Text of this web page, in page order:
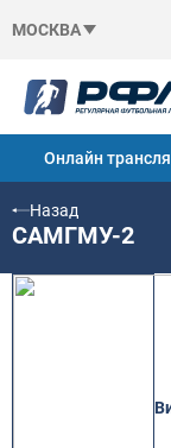
МОСКВА
Онлайн
Назад
САМГМУ-2